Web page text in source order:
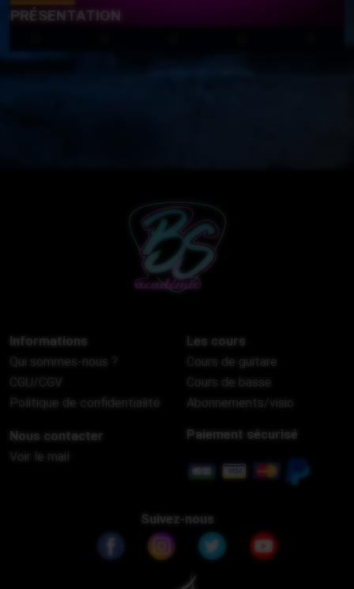
PRÉSENTATION
Informations
Qui sommes-nous ?
Politique de confidentialité
Les cours
Cours de guitare
Cours de basse
Abonnements/visio
Nous contacter
Voir le mail
Paiement sécurisé
Suivez-nous